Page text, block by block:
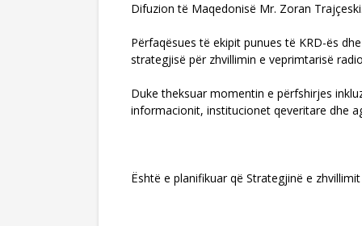
Difuzion të Maqedonisë Mr. Zoran Trajçeski.
Përfaqësues të ekipit punues të KRD-ës
strategjisë për zhvillimin e veprimtarisë
Duke theksuar momentin e përfshirjes
informacionit, institucionet qeveritare dhe
Është e planifikuar që Strategjinë e